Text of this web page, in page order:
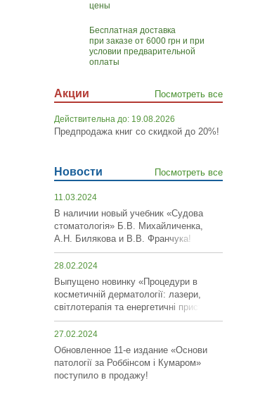
цены
Бесплатная доставка
при заказе от 6000 грн и при
условии предварительной
оплаты
Акции Посмотреть все
Действительна до: 19.08.2026
Предпродажа книг со скидкой до 20%!
Новости Посмотреть все
11.03.2024
В наличии новый учебник «Судова
стоматологія» Б.В. Михайличенка,
А.Н. Билякова и В.В. Франчука!
28.02.2024
Выпущено новинку «Процедури в
косметичній дерматології: лазери,
світлотерапія та енергетичні пристрої»!
27.02.2024
Обновленное 11-е издание «Основи
патології за Роббінсом і Кумаром»
поступило в продажу!